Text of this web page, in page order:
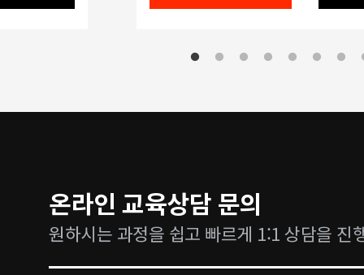
온라인 교육상담 문의
원하시는 과정을 쉽고 빠르게 1:1 상담을 진